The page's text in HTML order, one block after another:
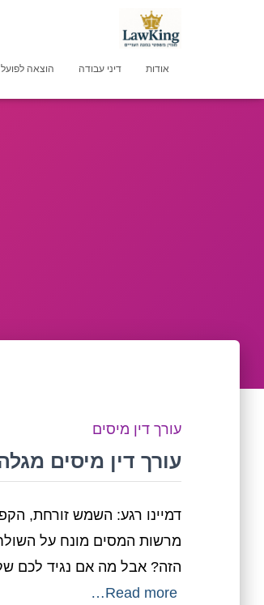
אודות דיני עבודה הוצאה לפועל
עורך דין מיסים
עורך דין מיסים
דמיינו רגע: השמש זורחת,
מרשות המסים מונח על
הזה? אבל מה אם נגיד לכם
Read more…